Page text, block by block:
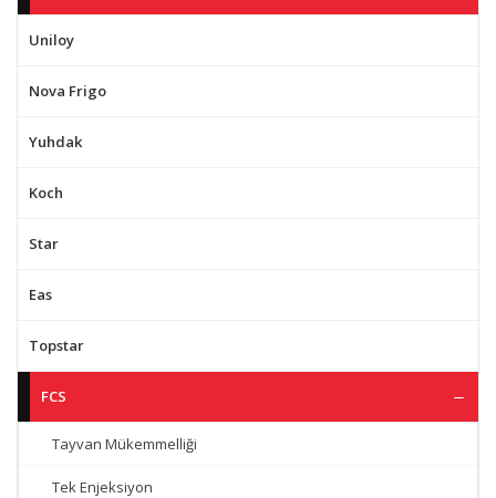
Uniloy
Nova Frigo
Yuhdak
Koch
Star
Eas
Topstar
FCS
Tayvan Mükemmelliği
Tek Enjeksiyon